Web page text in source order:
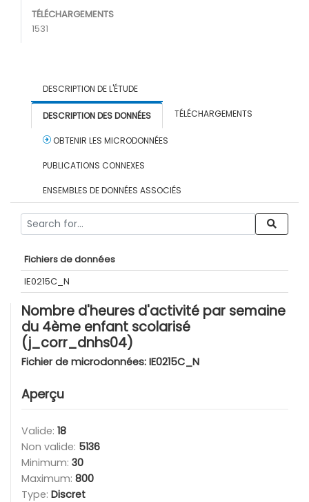
TÉLÉCHARGEMENTS
1531
DESCRIPTION DE L'ÉTUDE
DESCRIPTION DES DONNÉES TÉLÉCHARGEMENTS
OBTENIR LES MICRODONNÉES
PUBLICATIONS CONNEXES
ENSEMBLES DE DONNÉES ASSOCIÉS
Fichiers de données
IE0215C_N
Nombre d'heures d'activité par semaine
du 4ème enfant scolarisé
(j_corr_dnhs04)
Fichier de microdonnées: IE0215C_N
Aperçu
Valide: 18
Non valide: 5136
Minimum: 30
Maximum: 800
Type: Discret